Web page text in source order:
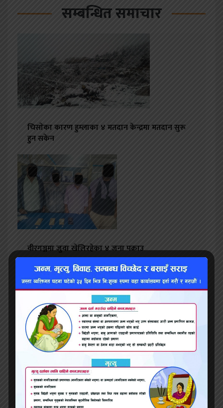
सम्बन्धित समाचार
चिसाेका कारण हुम्लाका ४ मतदान केन्द्रमा मतदान सुरू
हुन सकेन
वीरगञ्जमा जुवा खेलिरहेका ४ जना पक्राउ
सासूले जबर्जस्ती आफ्नी बुहारीलाई गर्भपतनको औषिध
खुवाएपछि